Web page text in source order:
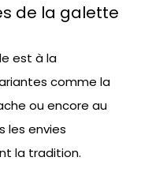
de la galette
est à la
comme la
ou encore au
les envies
la tradition.